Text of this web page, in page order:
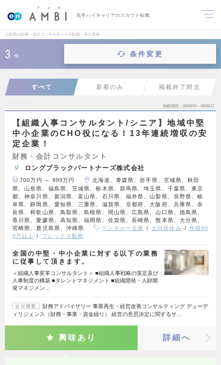
若手ハイキャリアのスカウト転職
山形県の財務・会計コンサルタントの転職・求人情報
3 件 条件変更
すべて 新着のみ 掲載終了間近
掲載期間 26/08/04～26/08/17
【組織人事コンサルタント/シニア】地域中堅
中小企業のCHO役になる！13年連続増収の安
定企業！
財務・会計コンサルタント
ロングブラックパートナーズ株式会社
700万円 ～ 999万円
北海道、青森県、岩手県、宮城県、秋田
県、山形県、福島県、茨城県、栃木県、群馬県、埼玉県、千葉県、東京
都、神奈川県、新潟県、富山県、石川県、福井県、山梨県、長野県、岐
阜県、静岡県、愛知県、三重県、滋賀県、京都府、大阪府、兵庫県、奈
良県、和歌山県、鳥取県、島根県、岡山県、広島県、山口県、徳島県、
香川県、愛媛県、高知県、福岡県、佐賀県、長崎県、熊本県、大分県、
宮崎県、鹿児島県、沖縄県
ベンチャー企業 土日祝休み
年収60
0万以上
フレックス勤務
全国の中堅・中小企業に対する以下の業務
に従事して頂きます。
＜組織人事変革コンサルタント＞ ■組織人事戦略の策定及び
人事制度の構築 ■タレントマネジメント ■組織開発・人財開
発マネジメン…
会社概要
財務アドバイザリー 事業再生・経営改善コンサルティング デューデ
ィリジェンス（財務・事業・資金繰り） 経営の意思決定に関するサ…
興味あり 詳細へ